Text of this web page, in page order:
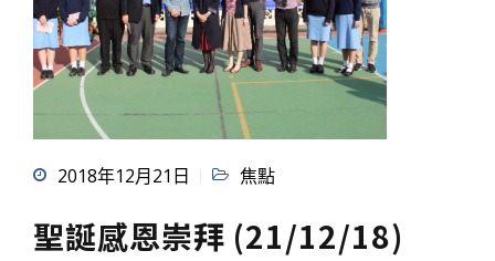
2018年12月21日 焦點
聖誕感恩崇拜 (21/12/18)